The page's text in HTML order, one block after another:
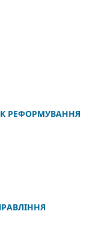
РЕФОРМУВАННЯ